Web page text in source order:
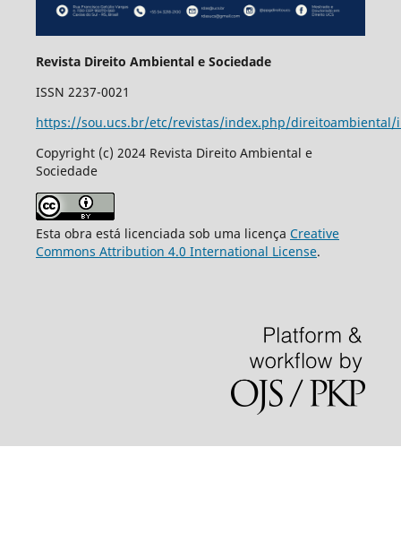
Revista Direito Ambiental e Sociedade
ISSN 2237-0021
https://sou.ucs.br/etc/revistas/index.php/direitoambiental/
Copyright (c) 2024 Revista Direito Ambiental e
Sociedade
Esta obra está licenciada sob uma licença Creative
Commons Attribution 4.0 International License.